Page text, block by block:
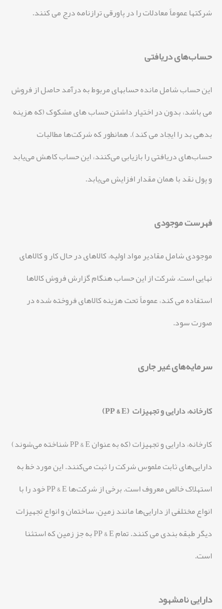
شرکتها عموماً معادلات را در پاورقی ترازنامه درج می کنند.
حساب‌های دریافتی
این حساب شامل مانده حسابهای مربوط به درآمد حاصل از فروش
می باشد، بدون در اختیار داشتن حساب های مشکوک (که هزینه
بدهی بد را ایجاد می کند). همانطور که شرکت‌ها مطالبات
حساب‌های دریافتی را بازیابی می‌کنند، این حساب کاهش می‌یابد
و پول نقد با همان مقدار افزایش می‌یابد.
فهرست موجودی
موجودی شامل مقادیر مواد اولیه، کالاهای در حال کار و کالاهای
نهایی است. شرکت از این حساب هنگام گزارش فروش کالاها
استفاده می کند، عموماً تحت هزینه کالاهای فروخته شده در
صورت سود.
سرمایه‌های غیر جاری
کارخانه، دارایی و تجهیزات (PP & E)
کارخانه، دارایی و تجهیزات (که به عنوان PP & E شناخته می‌شوند)
دارایی‌های ثابت ملموس شرکت را ثبت می‌کنند. این مورد خط به
استهلاک خالص معروف است. برخی از شرکت‌ها PP & E خود را با
انواع مختلفی از دارایی‌ها مانند زمین، ساختمان و انواع تجهیزات
دیگر طبقه بندی می کنند. تمام PP & E به جز زمین که استثنا
است.
دارایی نامشهود